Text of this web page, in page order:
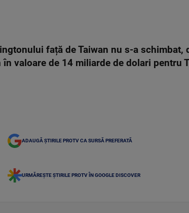
față de Taiwan nu s-a schimbat,
valoare de 14 miliarde de dolari pentru
ADAUGĂ ȘTIRILE PROTV CA SURSĂ PREFERATĂ
URMĂREȘTE ȘTIRILE PROTV ÎN GOOGLE DISCOVER